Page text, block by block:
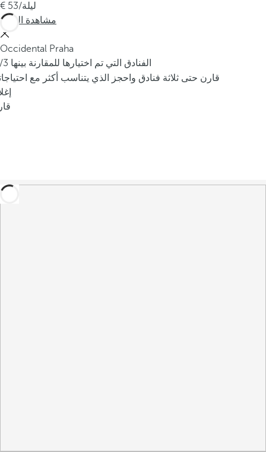
53 /ليلة
مشاهدة المزيد
Occidental Praha
/3 الفنادق التي تم اختيارها للمقارنة بينها
قارن حتى ثلاثة فنادق واحجز الذي يتناسب أكثر مع